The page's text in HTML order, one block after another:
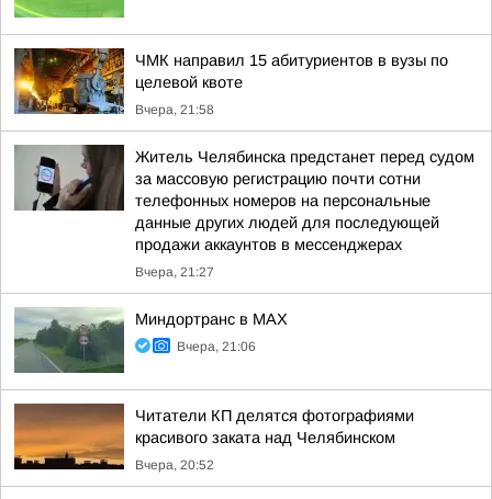
ЧМК направил 15 абитуриентов в вузы по
целевой квоте
Вчера, 21:58
Житель Челябинска предстанет перед судом
за массовую регистрацию почти сотни
телефонных номеров на персональные
данные других людей для последующей
продажи аккаунтов в мессенджерах
Вчера, 21:27
Миндортранс в MAX
Вчера, 21:06
Читатели КП делятся фотографиями
красивого заката над Челябинском
Вчера, 20:52